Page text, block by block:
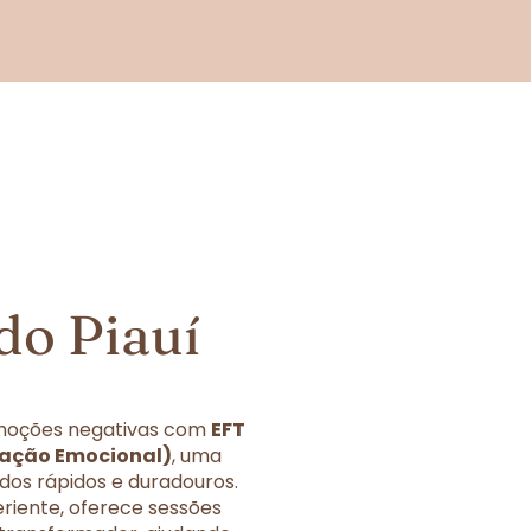
Piauí
negativas com EFT
Emocional), uma
rápidos e duradouros.
oferece sessões